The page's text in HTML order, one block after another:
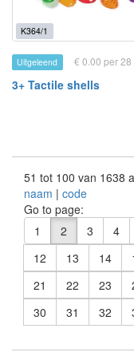
K364/1
Uitgeleend € 0.00 per
3+ Tactile shells
51 tot 100 van 1638
naam | code
Go to page:
1
2 3 4
12
13 14
21
22 23
30
31 32